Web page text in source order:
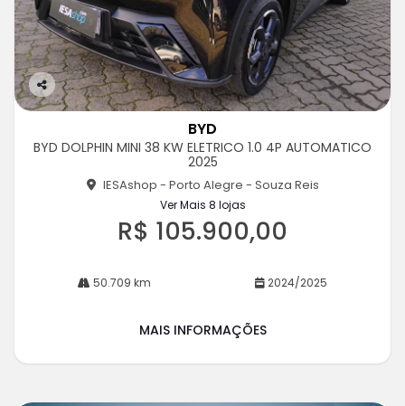
Co
rtil
BYD
BYD DOLPHIN MINI 38 KW ELETRICO 1.0 4P AUTOMATICO
2025
IESAshop - Porto Alegre - Souza Reis
Ver Mais 8 lojas
R$ 105.900,00
50.709 km 2024/2025
MAIS INFORMAÇÕES